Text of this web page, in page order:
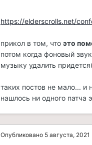
https://elderscrolls.net/
прикол в том, что это
потом когда фоновый
музыку удалить
таких постов не мало... и
нашлось ни одного патча
Опубликовано 5 августа, 2021